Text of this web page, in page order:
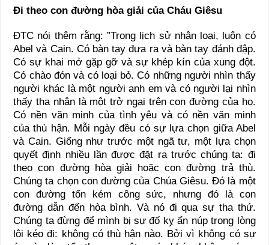
Đi theo con đường hòa giải của Cháu Giêsu
ĐTC nói thêm rằng: ”Trong lịch sử nhân loại, luôn có
Abel và Cain. Có bàn tay đưa ra và bàn tay đánh đập.
Có sự khai mở gặp gỡ và sự khép kín của xung đột.
Có chào đón và có loại bỏ. Có những người nhìn thấy
người khác là một người anh em và có người lại nhìn
thấy tha nhân là một trở ngại trên con đường của họ.
Có nền văn minh của tình yêu và có nền văn minh
của thù hận. Mỗi ngày đều có sự lựa chọn giữa Abel
và Cain. Giống như trước một ngã tư, một lựa chọn
quyết định nhiều lần được đặt ra trước chúng ta: đi
theo con đường hòa giải hoặc con đường trả thù.
Chúng ta chọn con đường của Chúa Giêsu. Đó là một
con đường tốn kém công sức, nhưng đó là con
đường dẫn đến hòa bình. Và nó đi qua sự tha thứ.
Chúng ta đừng để mình bị sự đố kỵ ẩn núp trong lòng
lôi kéo đi: không có thù hận nào. Bởi vì không có sự